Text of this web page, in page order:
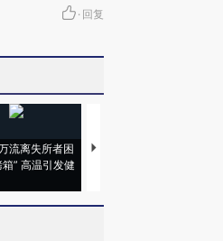
· 回复
流离失所者困
” 高温引发健
视线｜HYROX的吸金